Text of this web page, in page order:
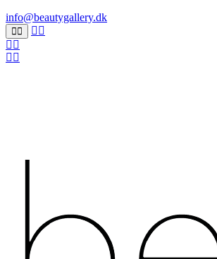
info@beautygallery.dk